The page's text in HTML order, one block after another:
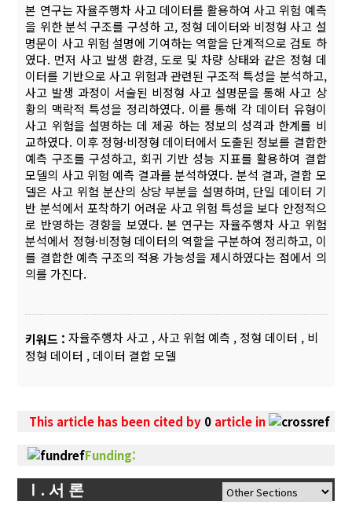
본 연구는 자율주행차 사고 데이터를 활용하여 사고 위험 예측
을 위한 분석 구조를 구성하 고, 정형 데이터와 비정형 사고 설
명문이 사고 위험 설명에 기여하는 역할을 단계적으로 검토 하
였다. 먼저 사고 발생 환경, 도로 및 차량 상태와 같은 정형 데
이터를 기반으로 사고 위험과 관련된 구조적 특성을 분석하고,
사고 발생 과정이 서술된 비정형 사고 설명문을 통해 사고 상
황의 맥락적 특성을 정리하였다. 이를 통해 각 데이터 유형이
사고 위험을 설명하는 데 제공 하는 정보의 성격과 한계를 비
교하였다. 이후 정형·비정형 데이터에서 도출된 정보를 결합한
예측 구조를 구성하고, 회귀 기반 성능 지표를 활용하여 결합
모델의 사고 위험 예측 결과를 분석하였다. 분석 결과, 결합 모
델은 사고 위험 분산의 상당 부분을 설명하며, 단일 데이터 기
반 분석에서 포착하기 어려운 사고 위험 특성을 보다 안정적으
로 반영하는 경향을 보였다. 본 연구는 자율주행차 사고 위험
분석에서 정형·비정형 데이터의 역할을 구분하여 정리하고, 이
를 결합한 예측 구조의 적용 가능성을 제시하였다는 점에서 의
의를 가진다.
키워드 :자율주행차 사고 ,사고 위험 예측 , 정형 데이터 , 비
정형 데이터 , 데이터 결합 모델
This article has been cited by 0 article in
Funding:
Ⅰ. 서 론